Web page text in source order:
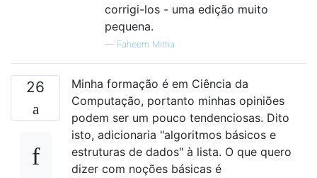
corrigi-los - uma edição muito
pequena.
— Faheem Mitha
26
Minha formação é em Ciência da
Computação, portanto minhas opiniões
podem ser um pouco tendenciosas. Dito
isto, adicionaria "algoritmos básicos e
estruturas de dados" à lista. O que quero
dizer com noções básicas é